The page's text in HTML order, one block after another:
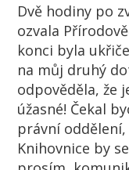
Dvě hodiny po
ozvala
konci byla
na můj druhý
odpověděla, že
úžasné! Čekal
právní
Knihovnice by